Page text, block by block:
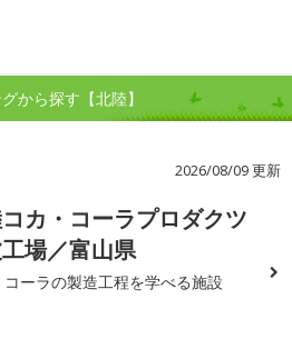
から探す【北陸】
2026/08/09 更新
カ・コーラプロダクツ
場／富山県
コーラの製造工程を学べる施設